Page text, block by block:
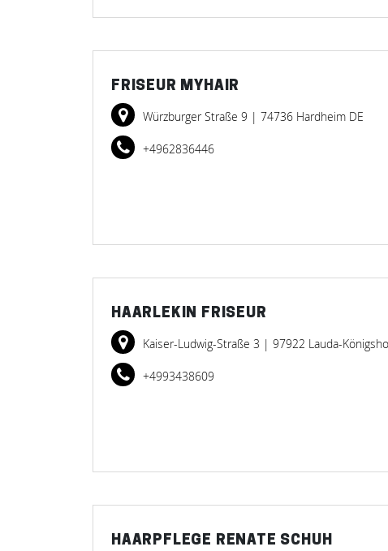
FRISEUR MYHAIR
Würzburger Straße 9 | 74736 Hardheim DE
+4962836446
HAARLEKIN FRISEUR
Kaiser-Ludwig-Straße 3 | 97922 Lauda-
+4993438609
HAARPFLEGE RENATE SCHUH